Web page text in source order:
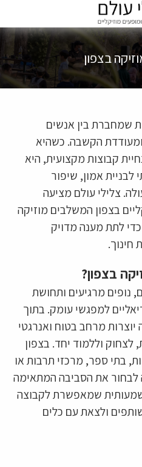
בצפון
שמחברת בין אנשים
הקשבה. כשהיא
קבוצות מקצועית, היא
אמון, שיפור
צלילי עולם מציעה
בצפון המשלבים מוזיקה
לתת מענה מדויק
חינוך.
בצפון?
נופים מרגיעים ותחושת
למפגשי עומק. בתוך
יוצרות מרחב בטוח ואנרגטי
וללמוד יחד. בצפון
בתי ספר, מרכזי תרבות או
לבחור את הסביבה המתאימה
שמאפשרת לקבוצה
ולצאת עם כלים